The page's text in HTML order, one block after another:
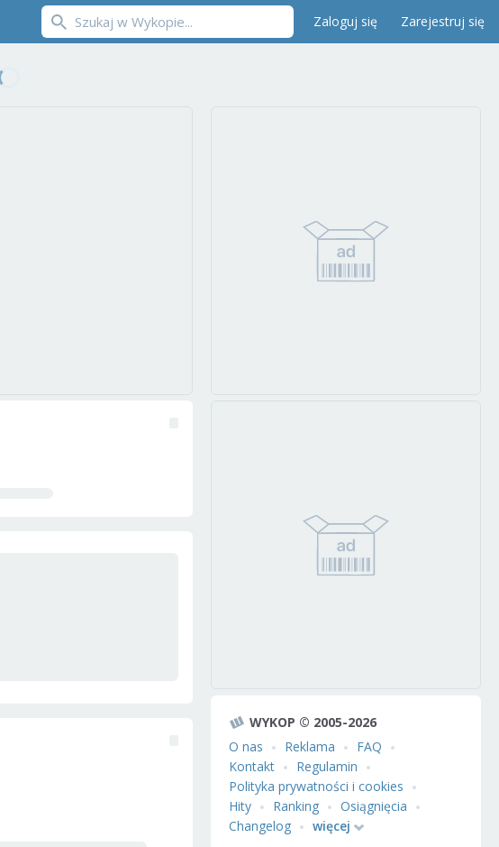
Zaloguj się Zarejestruj się
WYKOP © 2005-2026
O nas
Reklama
FAQ
Kontakt
Regulamin
Polityka prywatności i cookies
Hity
Ranking
Osiągnięcia
Changelog
więcej